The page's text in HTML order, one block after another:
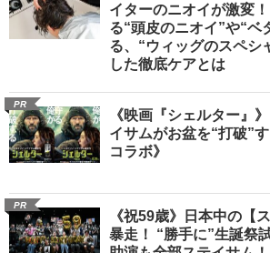
イターのニオイが激変
る“頭皮のニオイ”や“ベ
る、“ウィッグのスペシ
した徹底ケアとは
PR
《映画『シェルター』
イサムがお盆を“打破”
コラボ》
PR
《祝59歳》日本中の【
暴走！ “勝手に”生誕祭